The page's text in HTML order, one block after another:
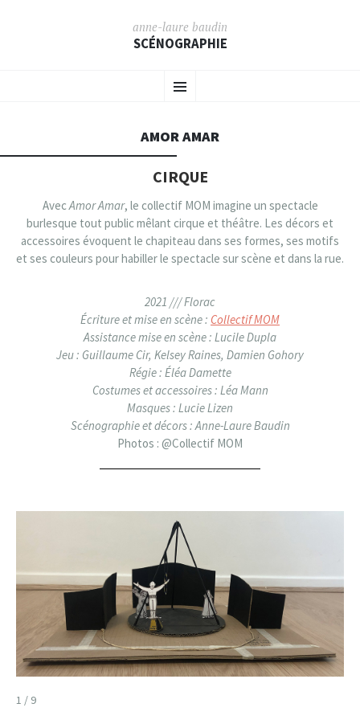
anne-laure baudin
SCÉNOGRAPHIE
Menu
AMOR AMAR
CIRQUE
AvecAmor Amar, le collectif MOM imagine un spectacle
burlesque tout public mêlant cirque et théâtre. Les décors et
accessoires évoquent le chapiteau dans ses formes, ses motifs
et ses couleurs pour habiller le spectacle sur scène et dans la rue.
2021 /// Florac
Écriture et mise en scène : Collectif MOM
Assistance mise en scène : Lucile Dupla
Jeu : Guillaume Cir, Kelsey Raines, Damien Gohory
Régie : Éléa Damette
Costumes et accessoires : Léa Mann
Masques : Lucie Lizen
Scénographie et décors : Anne-Laure Baudin
Photos : @Collectif MOM
1 / 9